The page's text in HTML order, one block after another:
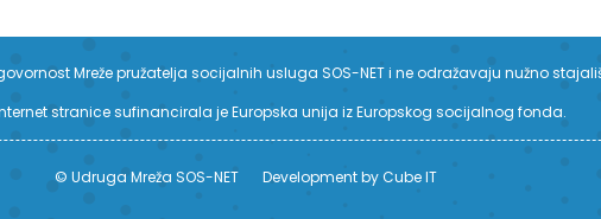
Mreže pružatelja socijalnih usluga SOS-NET i ne odražavaju nužno
stranice sufinancirala je Europska unija iz Europskog socijalnog fonda.
© Udruga Mreža SOS-NET Development by Cube IT